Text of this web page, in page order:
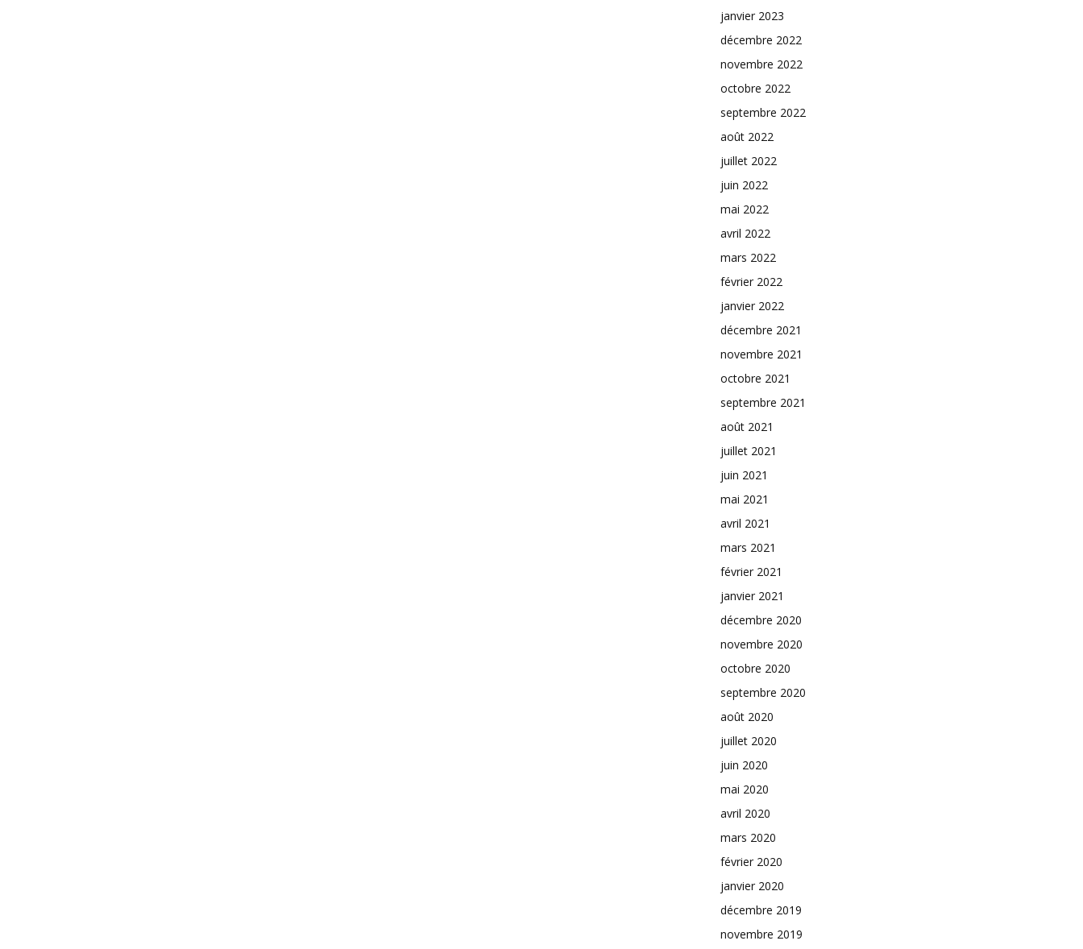
janvier 2023
décembre 2022
novembre 2022
octobre 2022
septembre 2022
août 2022
juillet 2022
juin 2022
mai 2022
avril 2022
mars 2022
février 2022
janvier 2022
décembre 2021
novembre 2021
octobre 2021
septembre 2021
août 2021
juillet 2021
juin 2021
mai 2021
avril 2021
mars 2021
février 2021
janvier 2021
décembre 2020
novembre 2020
octobre 2020
septembre 2020
août 2020
juillet 2020
juin 2020
mai 2020
avril 2020
mars 2020
février 2020
janvier 2020
décembre 2019
novembre 2019